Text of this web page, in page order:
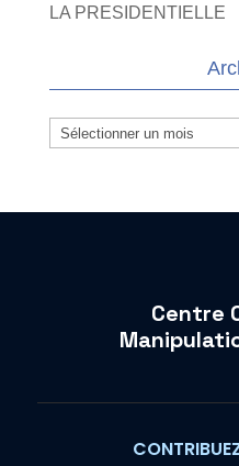
LA PRESIDENTIELLE
Archives
Centre